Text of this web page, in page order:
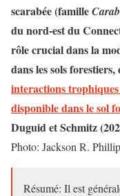
scarabée (famille
du nord-est du
rôle crucial dans la
dans les sols
interactions
disponible dans le sol
Duguid et Schmitz
Photo: Jackson R.
Résumé: Il est